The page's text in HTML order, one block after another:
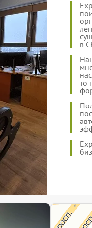
в
то
ЭкспортБейз